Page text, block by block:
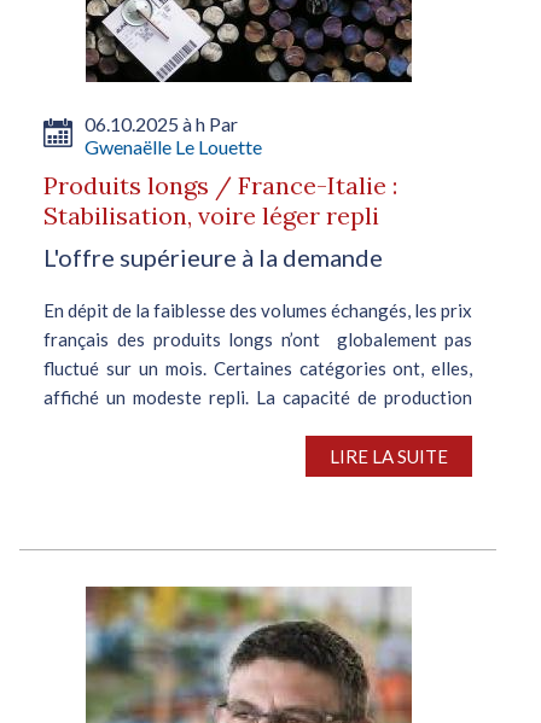
06.10.2025 à h Par
Gwenaëlle Le Louette
Produits longs / France-Italie :
Stabilisation, voire léger repli
L'offre supérieure à la demande
En dépit de la faiblesse des volumes échangés, les prix
français des produits longs n’ont globalement pas
fluctué sur un mois. Certaines catégories ont, elles,
affiché un modeste repli. La capacité de production
LIRE LA SUITE